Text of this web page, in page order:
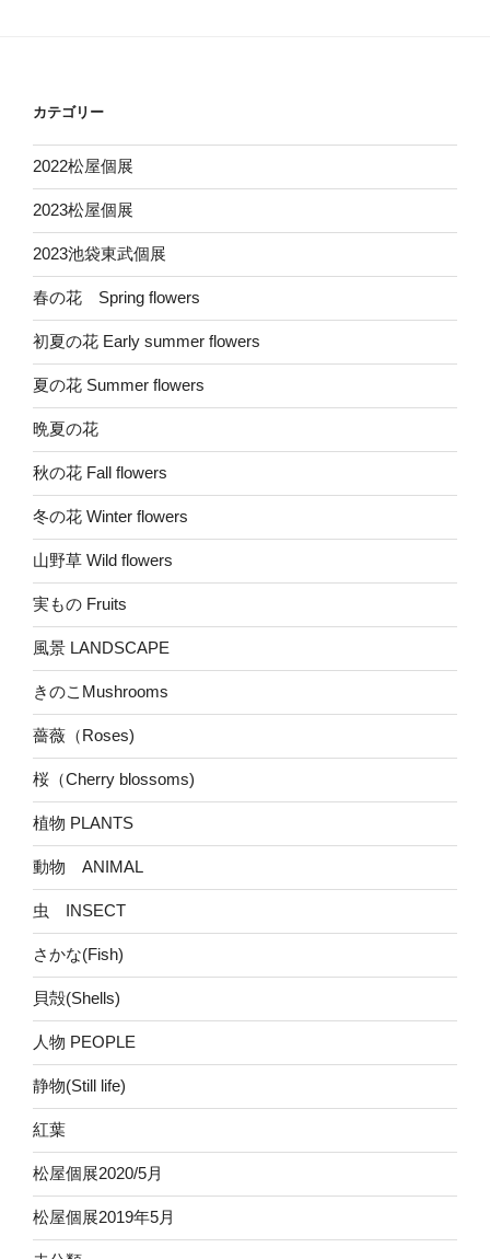
カテゴリー
2022松屋個展
2023松屋個展
2023池袋東武個展
春の花 Spring flowers
初夏の花 Early summer flowers
夏の花 Summer flowers
晩夏の花
秋の花 Fall flowers
冬の花 Winter flowers
山野草 Wild flowers
実もの Fruits
風景 LANDSCAPE
きのこMushrooms
薔薇（Roses)
桜（Cherry blossoms)
植物 PLANTS
動物 ANIMAL
虫 INSECT
さかな(Fish)
貝殻(Shells)
人物 PEOPLE
静物(Still life)
紅葉
松屋個展2020/5月
松屋個展2019年5月